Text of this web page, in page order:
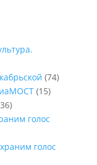
(74)
(15)
голос
голос